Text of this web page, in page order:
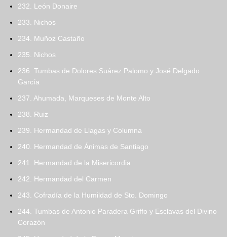
232. León Donaire
233. Nichos
234. Muñoz Castaño
235. Nichos
236. Tumbas de Dolores Suárez Palomo y José Delgado
García
237. Ahumada, Marqueses de Monte Alto
238. Ruiz
239. Hermandad de Llagas y Columna
240. Hermandad de Ánimas de Santiago
241. Hermandad de la Misericordia
242. Hermandad del Carmen
243. Cofradía de la Humildad de Sto. Domingo
244. Tumbas de Antonio Paradera Griffo y Esclavas del Divino
Corazón